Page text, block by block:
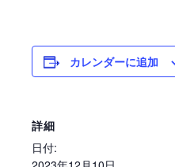
カレンダーに追加
詳細
日付: